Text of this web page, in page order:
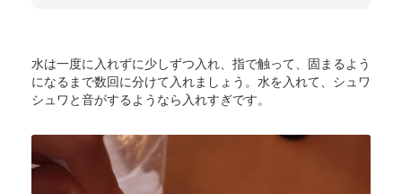
水は一度に入れずに少しずつ入れ、指で触って、固まるよう
になるまで数回に分けて入れましょう。水を入れて、シュワ
シュワと音がするようなら入れすぎです。